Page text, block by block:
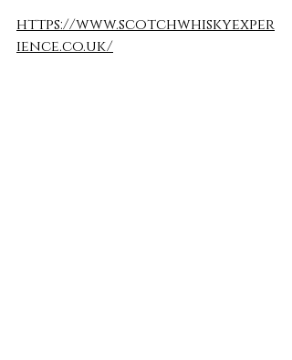
https://www.scotchwhiskyexper
ience.co.uk/